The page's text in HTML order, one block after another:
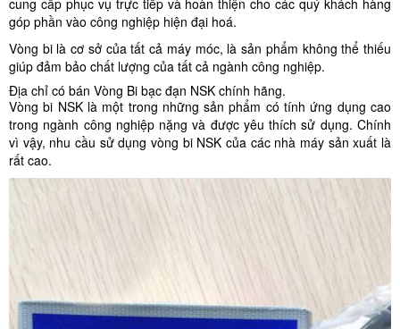
cung cấp phục vụ trực tiếp và hoàn thiện cho các quý khách hàng
góp phần vào công nghiệp hiện đại hoá.
Vòng bi là cơ sở của tất cả máy móc, là sản phẩm không thể thiếu
giúp đảm bảo chất lượng của tất cả ngành công nghiệp.
Địa chỉ có bán Vòng Bi bạc đạn NSK chính hãng.
Vòng bi NSK là một trong những sản phẩm có tính ứng dụng cao
trong ngành công nghiệp nặng và được yêu thích sử dụng. Chính
vì vậy, nhu cầu sử dụng vòng bi NSK của các nhà máy sản xuất là
rất cao.